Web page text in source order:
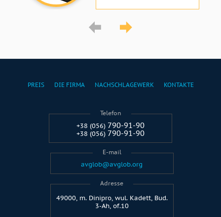
PREIS DIE FIRMA NACHSCHLAGEWERK KONTAKTE
Telefon
+38 (056) 790-91-90
+38 (056) 790-91-90
E-mail
avglob@avglob.org
Adresse
49000, m. Dinipro, wul. Kadett, Bud.
3-Ah, of.10